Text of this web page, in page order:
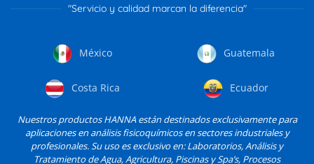
"Servicio y calidad marcan la diferencia"
México Guatemala
Costa Rica Ecuador
Nuestros productos HANNA están destinados exclusivamente para
aplicaciones en análisis fisicoquímicos en sectores industriales y
profesionales. Su uso es exclusivo en: Laboratorios, Análisis y
Tratamiento de Agua, Agricultura, Piscinas y Spa’s, Procesos